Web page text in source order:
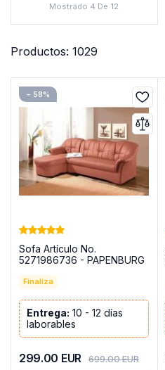
Mostrado 4 De 12
Productos: 1029
− 58%
Sofa Artículo No.
5271986736 - PAPENBURG
Finaliza
Entrega: 10 - 12 días
laborables
299.00 EUR 699.00EUR